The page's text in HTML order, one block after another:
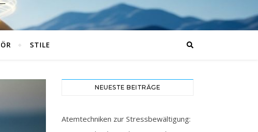
STILE
NEUESTE BEITRÄGE
Atemtechniken zur Stressbewältigung: